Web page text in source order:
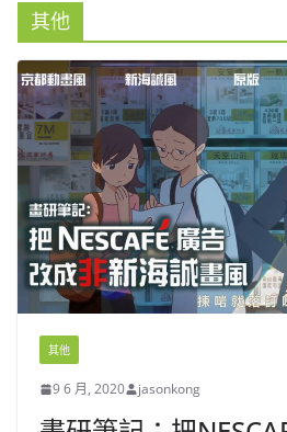
其他
其他
9 6 月, 2020 jasonkong